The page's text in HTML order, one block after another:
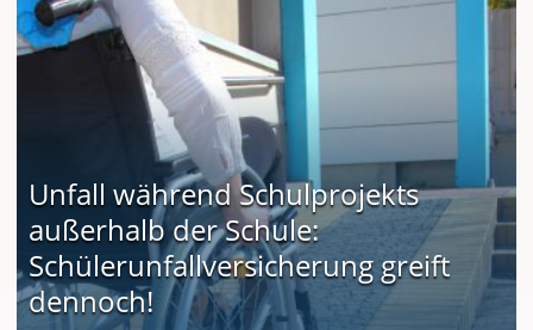
Unfall während Schulprojekts
außerhalb der Schule:
Schülerunfallversicherung greift
dennoch!